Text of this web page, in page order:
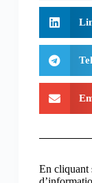
En cliquant